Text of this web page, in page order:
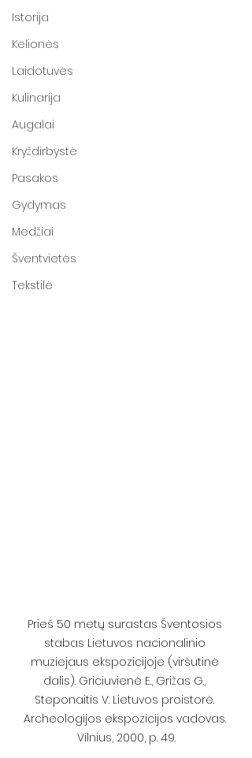
Istorija
Kelionės
Laidotuvės
Kulinarija
Augalai
Kryždirbystė
Pasakos
Gydymas
Medžiai
Šventvietės
Tekstilė
Prieš 50 metų surastas Šventosios
stabas Lietuvos nacionalinio
muziejaus ekspozicijoje (viršutinė
dalis). Griciuvienė E., Grižas G.,
Steponaitis V. Lietuvos proistorė.
Archeologijos ekspozicijos vadovas.
Vilnius, 2000, p. 49.